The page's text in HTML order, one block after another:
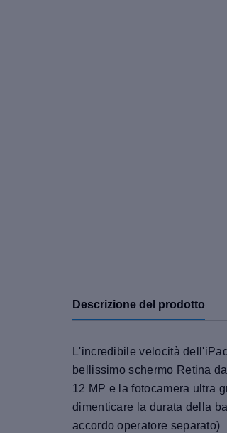
Descrizione del prodotto
L'incredibile velocità
bellissimo schermo Retina
12 MP e la fotocamera ultra
dimenticare la durata della
accordo operatore separato)